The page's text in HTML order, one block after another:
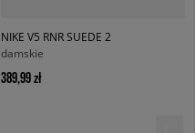
NIKE V5 RNR SUEDE 2
damskie
389,99 zł